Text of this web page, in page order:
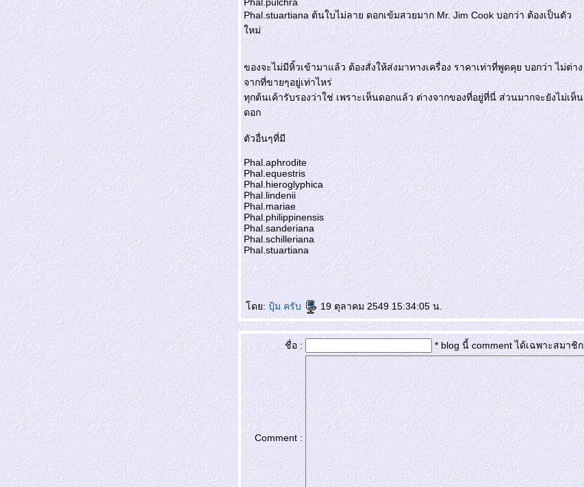
Phal.stuartiana ต้นใบไม่ลาย ดอกเข้มสวยมาก Mr. Jim Cook บอกว่า ต้องเป็นตัว
หม่
ของจะไม่มีหิ้วเข้ามาแล้ว ต้องสั่งให้ส่งมาทางเครื่อง ราคาเท่าที่พูดคุย บอกว่า ไม่ต่าง
จากที่ขายๆอยู่เท่าไหร่
ทุกต้นเค้ารับรองว่าใช่ เพราะเห็นดอกแล้ว ต่างจากของที่อยู่ที่นี่ ส่วนมากจะยังไม่เห็น
ดอก
ตัวอื่นๆที่มี
Phal.aphrodite
Phal.equestris
Phal.hieroglyphica
Phal.lindenii
Phal.mariae
Phal.philippinensis
Phal.sanderiana
Phal.schilleriana
Phal.stuartiana
ดย:ปุ้ม ครับ 19 ตุลาคม 2549 15:34:05 น.
ชื่อ : * blog นี้ comment ได้เฉพาะสมาชิก
Comment :